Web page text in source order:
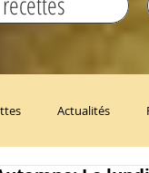
Actualités